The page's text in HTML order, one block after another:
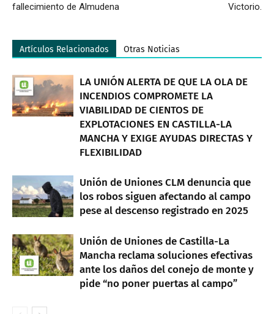
fallecimiento de Almudena
Victorio.
Artículos Relacionados Otras Noticias
LA UNIÓN ALERTA DE QUE LA OLA DE
INCENDIOS COMPROMETE LA
VIABILIDAD DE CIENTOS DE
EXPLOTACIONES EN CASTILLA-LA
MANCHA Y EXIGE AYUDAS DIRECTAS Y
FLEXIBILIDAD
Unión de Uniones CLM denuncia que
los robos siguen afectando al campo
pese al descenso registrado en 2025
Unión de Uniones de Castilla-La
Mancha reclama soluciones efectivas
ante los daños del conejo de monte y
pide “no poner puertas al campo”